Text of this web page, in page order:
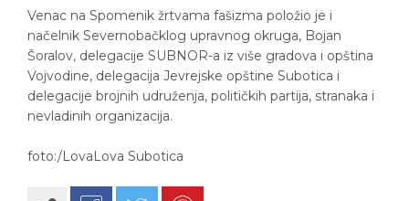
Venac na Spomenik žrtvama fašizma položio je i
načelnik Severnobačklog upravnog okruga, Bojan
Šoralov, delegacije SUBNOR-a iz više gradova i opština
Vojvodine, delegacija Jevrejske opštine Subotica i
delegacije brojnih udruženja, političkih partija, stranaka i
nevladinih organizacija.
foto:/LovaLova Subotica